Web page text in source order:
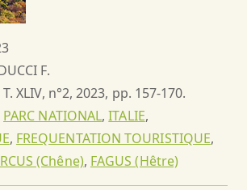
F.
XLIV, n°2, 2023, pp. 157-170.
PARC NATIONAL,ITALIE,
, FREQUENTATION TOURISTIQUE,
(Chêne), FAGUS (Hêtre)